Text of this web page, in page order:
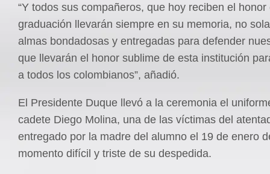
“Y todos sus compañeros, que hoy reciben el honor
graduación llevarán siempre en su memoria, no
almas bondadosas y entregadas para defender
que llevarán el honor sublime de esta institución
a todos los colombianos”, añadió.
El Presidente Duque llevó a la ceremonia el
cadete Diego Molina, una de las víctimas del
entregado por la madre del alumno el 19 de enero
momento difícil y triste de su despedida.